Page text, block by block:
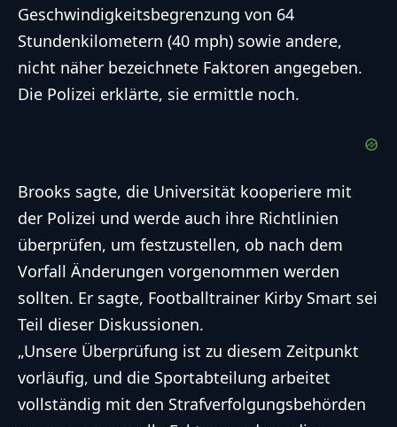
Geschwindigkeitsbegrenzung von 64
Stundenkilometern (40 mph) sowie andere,
nicht näher bezeichnete Faktoren angegeben.
Die Polizei erklärte, sie ermittle noch.
Brooks sagte, die Universität kooperiere mit
der Polizei und werde auch ihre Richtlinien
überprüfen, um festzustellen, ob nach dem
Vorfall Änderungen vorgenommen werden
sollten. Er sagte, Footballtrainer Kirby Smart sei
Teil dieser Diskussionen.
„Unsere Überprüfung ist zu diesem Zeitpunkt
vorläufig, und die Sportabteilung arbeitet
vollständig mit den Strafverfolgungsbehörden